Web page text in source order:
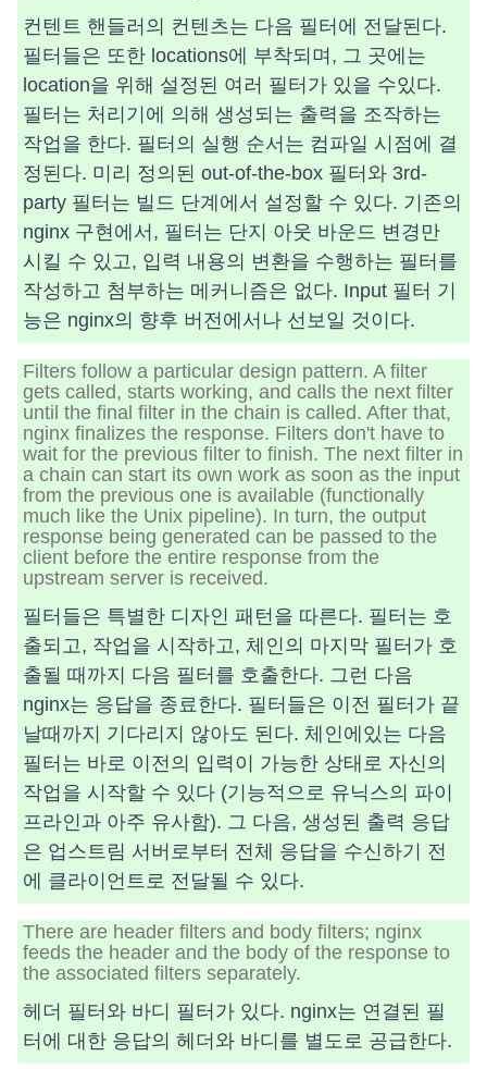
컨텐트 핸들러의 컨텐츠는 다음 필터에 전달된다.
필터들은 또한 locations에 부착되며, 그 곳에는
location을 위해 설정된 여러 필터가 있을 수있다.
필터는 처리기에 의해 생성되는 출력을 조작하는
작업을 한다. 필터의 실행 순서는 컴파일 시점에 결
정된다. 미리 정의된 out-of-the-box 필터와 3rd-
party 필터는 빌드 단계에서 설정할 수 있다. 기존의
nginx 구현에서, 필터는 단지 아웃 바운드 변경만
시킬 수 있고, 입력 내용의 변환을 수행하는 필터를
작성하고 첨부하는 메커니즘은 없다. Input 필터 기
능은 nginx의 향후 버전에서나 선보일 것이다.
Filters follow a particular design pattern. A filter
gets called, starts working, and calls the next filter
until the final filter in the chain is called. After that,
nginx finalizes the response. Filters don't have to
wait for the previous filter to finish. The next filter in
a chain can start its own work as soon as the input
from the previous one is available (functionally
much like the Unix pipeline). In turn, the output
response being generated can be passed to the
client before the entire response from the
upstream server is received.
필터들은 특별한 디자인 패턴을 따른다. 필터는 호
출되고, 작업을 시작하고, 체인의 마지막 필터가 호
출될 때까지 다음 필터를 호출한다. 그런 다음
nginx는 응답을 종료한다. 필터들은 이전 필터가 끝
날때까지 기다리지 않아도 된다. 체인에있는 다음
필터는 바로 이전의 입력이 가능한 상태로 자신의
작업을 시작할 수 있다 (기능적으로 유닉스의 파이
프라인과 아주 유사함). 그 다음, 생성된 출력 응답
은 업스트림 서버로부터 전체 응답을 수신하기 전
에 클라이언트로 전달될 수 있다.
There are header filters and body filters; nginx
feeds the header and the body of the response to
the associated filters separately.
헤더 필터와 바디 필터가 있다. nginx는 연결된 필
터에 대한 응답의 헤더와 바디를 별도로 공급한다.